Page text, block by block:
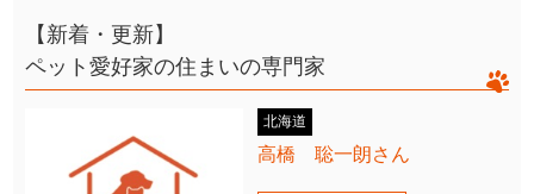
【新着・更新】
ペット愛好家の住まいの専門家
北海道
高橋 聡一朗さん